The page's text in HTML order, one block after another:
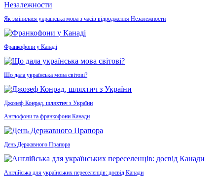
Як змінилася українська мова з часів відродження Незалежности
Франкофони у Канаді
Що дала українська мова світові?
Джозеф Конрад, шляхтич з України
Англофони та франкофони Канади
День Державного Прапора
Англійська для українських переселенців: досвід Канади